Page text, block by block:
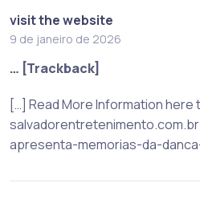
visit the website
9 de janeiro de 2026
… [Trackback]
[…] Read More Information here
apresenta-memorias-da-